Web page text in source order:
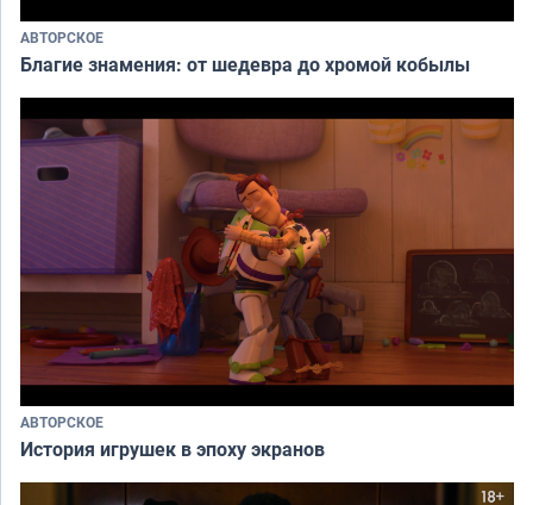
АВТОРСКОЕ
Благие знамения: от шедевра до хромой кобылы
АВТОРСКОЕ
История игрушек в эпоху экранов